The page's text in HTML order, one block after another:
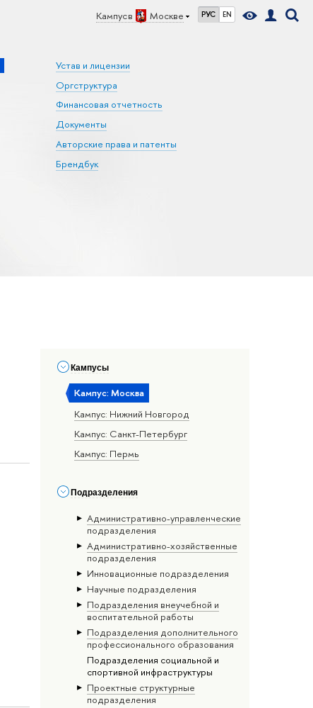
Кампус в Москве РУС EN
Устав и лицензии
Оргструктура
Финансовая отчетность
Документы
Авторские права и патенты
Брендбук
Кампусы
Кампус: Москва
Кампус: Нижний Новгород
Кампус: Санкт-Петербург
Кампус: Пермь
Подразделения
Административно-управленческие
подразделения
Административно-хозяйственные
подразделения
Инновационные подразделения
Научные подразделения
Подразделения внеучебной и
воспитательной работы
Подразделения дополнительного
профессионального образования
Подразделения социальной и
спортивной инфраструктуры
Проектные структурные
подразделения